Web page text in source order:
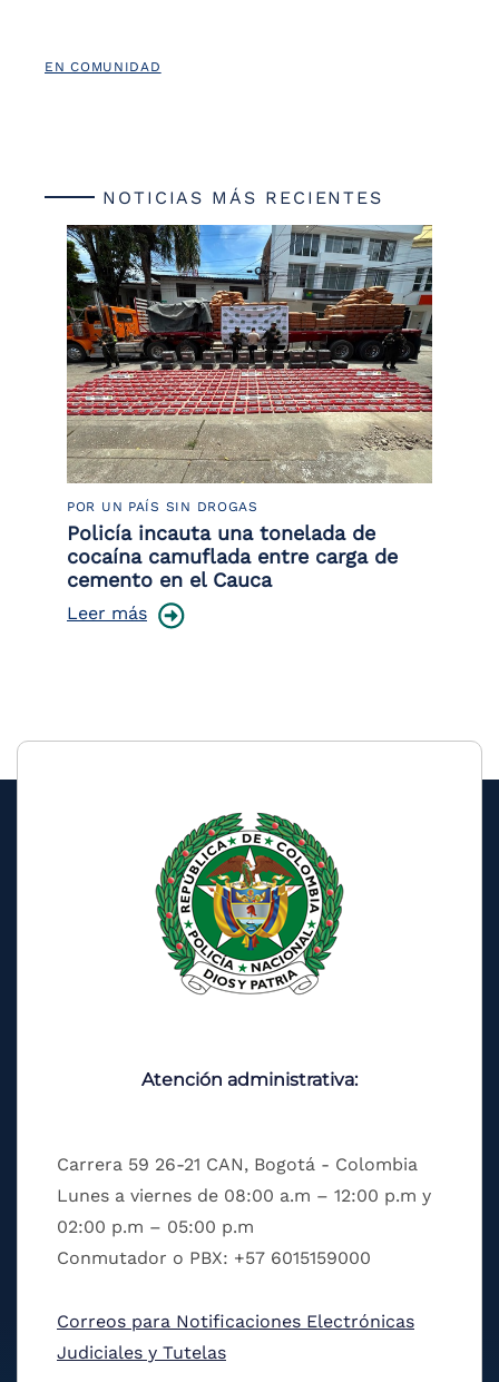
EN COMUNIDAD
NOTICIAS MÁS RECIENTES
POR UN PAÍS SIN DROGAS
Policía incauta una tonelada de
cocaína camuflada entre carga de
cemento en el Cauca
Leer más
Atención administrativa:
Carrera 59 26-21 CAN, Bogotá - Colombia
Lunes a viernes de 08:00 a.m – 12:00 p.m y
02:00 p.m – 05:00 p.m
Conmutador o PBX: +57 6015159000
Correos para Notificaciones Electrónicas
Judiciales y Tutelas